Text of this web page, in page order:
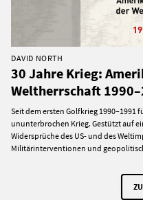
DAVID NORTH
30 Jahre Krieg:
Weltherrschaft
Seit dem ersten Golfkrieg 1990–1991
ununterbrochen Krieg. Gestützt auf
Widersprüche des US- und des
Militärinterventionen und